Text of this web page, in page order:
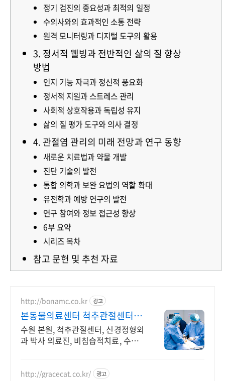
정기 검진의 중요성과 최적의 일정
수의사와의 효과적인 소통 전략
원격 모니터링과 디지털 도구의 활용
3. 정서적 웰빙과 전반적인 삶의 질 향상
방법
인지 기능 자극과 정신적 풍요화
정서적 지원과 스트레스 관리
사회적 상호작용과 독립성 유지
삶의 질 평가 도구와 의사 결정
4. 관절염 관리의 미래 전망과 연구 동향
새로운 치료법과 약물 개발
진단 기술의 발전
통합 의학과 보완 요법의 역할 확대
유전학과 예방 연구의 발전
연구 참여와 정보 접근성 향상
6부 요약
시리즈 목차
참고 문헌 및 추천 자료
http://bonamc.co.kr 광고
본동물의료센터 척추관절센터
국내유일 외과인정전문의 수술
수원 본원, 척추관절센터, 신경정형외
과 박사 의료진, 비침습적치료, 수술
http://gracecat.co.kr/ 광고